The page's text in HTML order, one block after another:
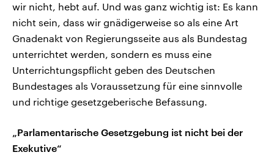
wir nicht, hebt auf. Und was ganz wichtig ist: Es kann
nicht sein, dass wir gnädigerweise so als eine Art
Gnadenakt von Regierungsseite aus als Bundestag
unterrichtet werden, sondern es muss eine
Unterrichtungspflicht geben des Deutschen
Bundestages als Voraussetzung für eine sinnvolle
und richtige gesetzgeberische Befassung.
„Parlamentarische Gesetzgebung ist nicht bei der
Exekutive“